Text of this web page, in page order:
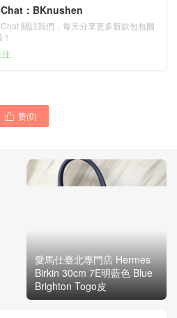
：BKnushen
關註我們，每天分享更多新款包包圖
 赞(0)
愛馬仕臺北專門店 Hermes
Birkin 30cm 7E明藍色 Blue
Brighton Togo皮